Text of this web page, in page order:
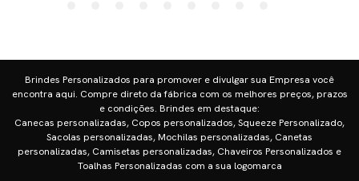
Brindes Personalizados para promover e divulgar sua Empresa você
encontra aqui. Compre direto da fábrica com os melhores preços, prazos
e condições. Brindes em destaque:
Canecas personalizadas, Copos personalizados, Squeeze Personalizado,
Sacolas personalizadas, Mochilas personalizadas, Canetas
personalizadas, Camisetas personalizadas, Chaveiros Personalizados e
Toalhas Personalizadas com a sua logomarca